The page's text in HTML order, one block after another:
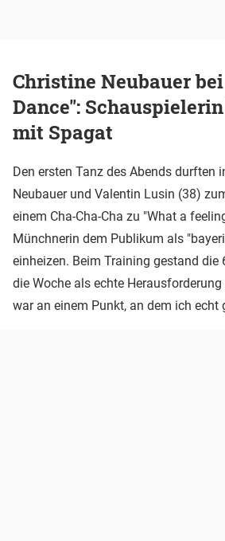
Christine Neubauer
Dance":
mit Spagat
Den ersten Tanz des Abends durften
Neubauer und Valentin Lusin (38)
einem Cha-Cha-Cha zu "What a
Münchnerin dem Publikum als
einheizen. Beim Training gestand die
die Woche als echte
war an einem Punkt, an dem ich echt